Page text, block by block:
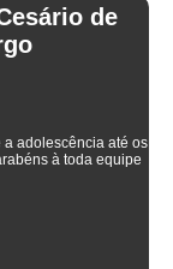
de
a adolescência até os
à toda equipe